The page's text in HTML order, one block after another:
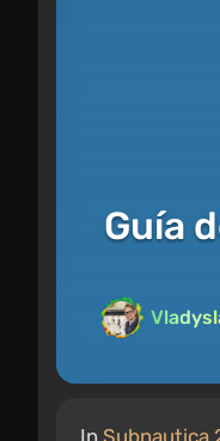
Guía
In Subnautica